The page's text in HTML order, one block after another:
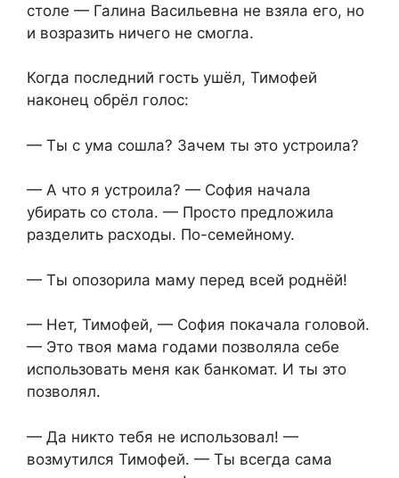
столе — Галина Васильевна не взяла его, но
и возразить ничего не смогла.
Когда последний гость ушёл, Тимофей
наконец обрёл голос:
— Ты с ума сошла? Зачем ты это устроила?
— А что я устроила? — София начала
убирать со стола. — Просто предложила
разделить расходы. По-семейному.
— Ты опозорила маму перед всей роднёй!
— Нет, Тимофей, — София покачала головой.
— Это твоя мама годами позволяла себе
использовать меня как банкомат. И ты это
позволял.
— Да никто тебя не использовал! —
возмутился Тимофей. — Ты всегда сама